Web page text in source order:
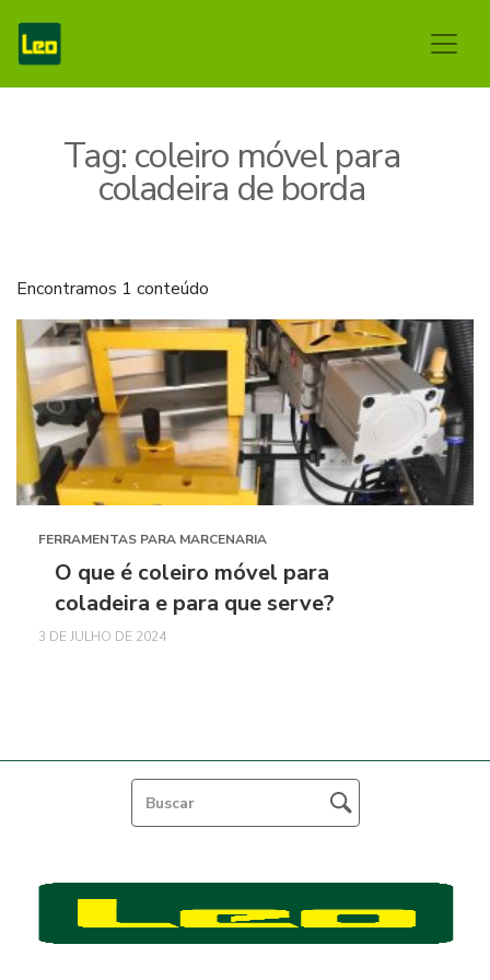
Tag: coleiro móvel para
coladeira de borda
Encontramos 1 conteúdo
FERRAMENTAS PARA MARCENARIA
O que é coleiro móvel para
coladeira e para que serve?
3 DE JULHO DE 2024